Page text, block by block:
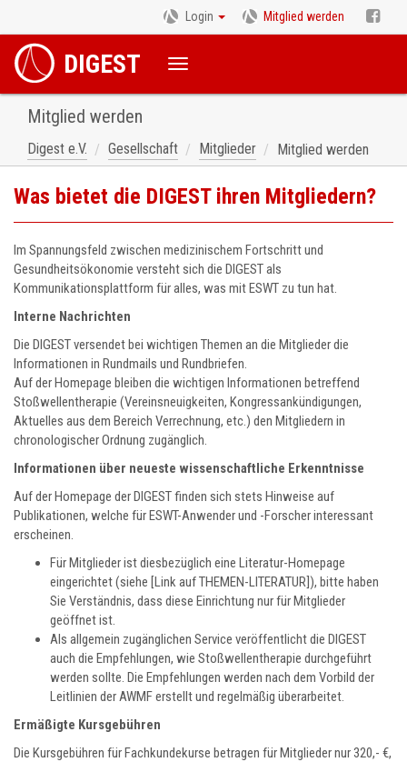
Login Mitglied werden
DIGEST
Mitglied werden
Digest e.V. Gesellschaft Mitglieder Mitglied werden
Was bietet die DIGEST ihren Mitgliedern?
Im Spannungsfeld zwischen medizinischem Fortschritt und
Gesundheitsökonomie versteht sich die DIGEST als
Kommunikationsplattform für alles, was mit ESWT zu tun hat.
Interne Nachrichten
Die DIGEST versendet bei wichtigen Themen an die Mitglieder die
Informationen in Rundmails und Rundbriefen.
Auf der Homepage bleiben die wichtigen Informationen betreffend
Stoßwellentherapie (Vereinsneuigkeiten, Kongressankündigungen,
Aktuelles aus dem Bereich Verrechnung, etc.) den Mitgliedern in
chronologischer Ordnung zugänglich.
Informationen über neueste wissenschaftliche Erkenntnisse
Auf der Homepage der DIGEST finden sich stets Hinweise auf
Publikationen, welche für ESWT-Anwender und -Forscher interessant
erscheinen.
Für Mitglieder ist diesbezüglich eine Literatur-Homepage
eingerichtet (siehe [Link auf THEMEN-LITERATUR]), bitte haben
Sie Verständnis, dass diese Einrichtung nur für Mitglieder
geöffnet ist.
Als allgemein zugänglichen Service veröffentlicht die DIGEST
auch die Empfehlungen, wie Stoßwellentherapie durchgeführt
werden sollte. Die Empfehlungen werden nach dem Vorbild der
Leitlinien der AWMF erstellt und regelmäßig überarbeitet.
Ermäßigte Kursgebühren
Die Kursgebühren für Fachkundekurse betragen für Mitglieder nur 320,- €,